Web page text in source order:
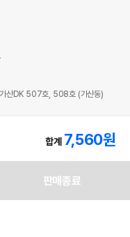
합계 7,560원
판매종료
가산DK 507호, 508호 (가산동)